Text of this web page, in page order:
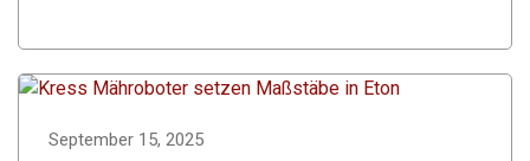
September 15, 2025